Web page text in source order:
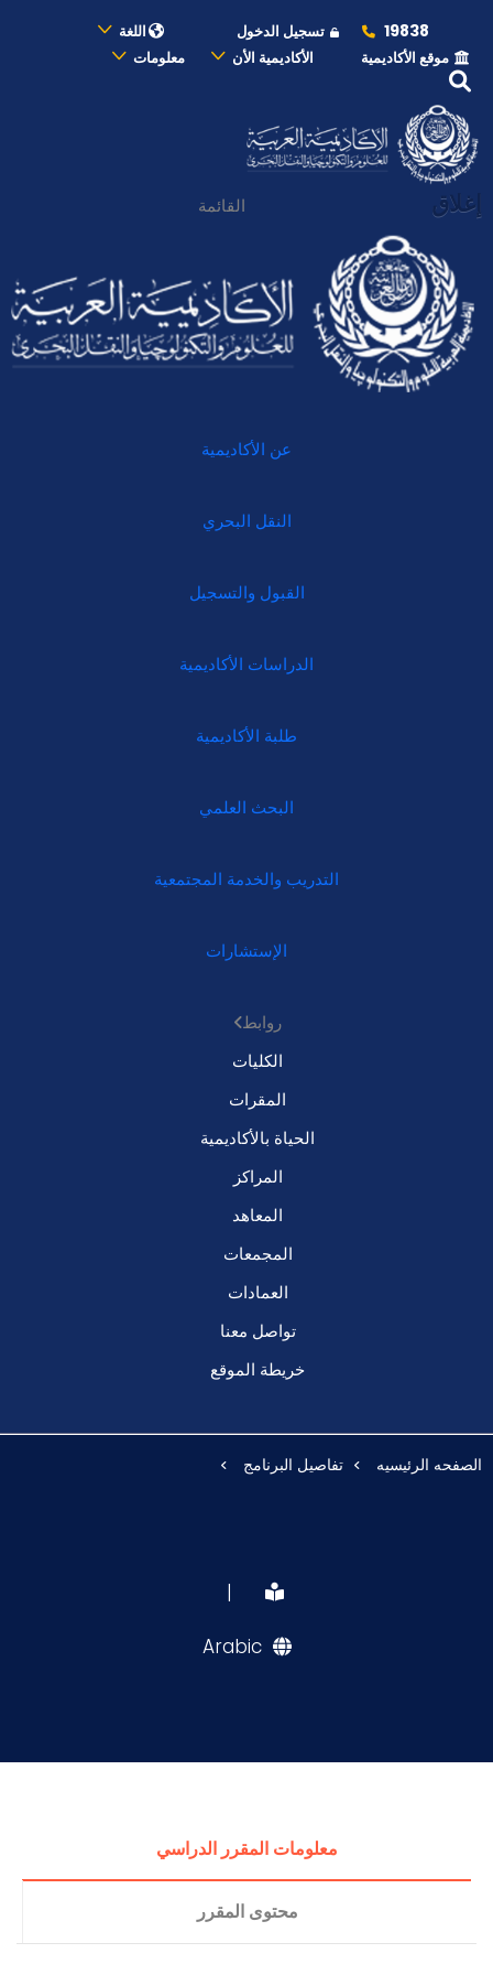
19838 تسجيل الدخول
اللغة
موقع الأكاديمية
الأكاديمية الأن معلومات
إغلاق القائمة
عن الأكاديمية
النقل البحري
القبول والتسجيل
الدراسات الأكاديمية
طلبة الأكاديمية
البحث العلمي
التدريب والخدمة المجتمعية
الإستشارات
روابط
الكليات
المقرات
الحياة بالأكاديمية
المراكز
المعاهد
المجمعات
العمادات
تواصل معنا
خريطة الموقع
الصفحه الرئيسيه تفاصيل البرنامج
|
Arabic
معلومات المقرر الدراسي
محتوى المقرر